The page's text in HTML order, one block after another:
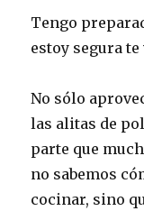
Tengo
estoy segura te
No sólo
las alitas de
parte que
no sabemos
cocinar, sino